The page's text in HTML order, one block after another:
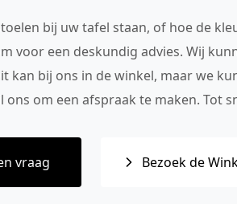
bij uw tafel staan, of hoe de
voor een deskundig advies. Wij
kan bij ons in de winkel, maar we
om een afspraak te maken. Tot
vraag Bezoek de